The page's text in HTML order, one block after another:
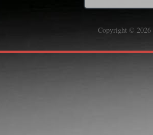
Copyright © 2026